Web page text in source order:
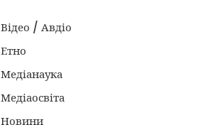
Відео / Авдіо
Етно
Медіанаука
Медіаосвіта
Новини